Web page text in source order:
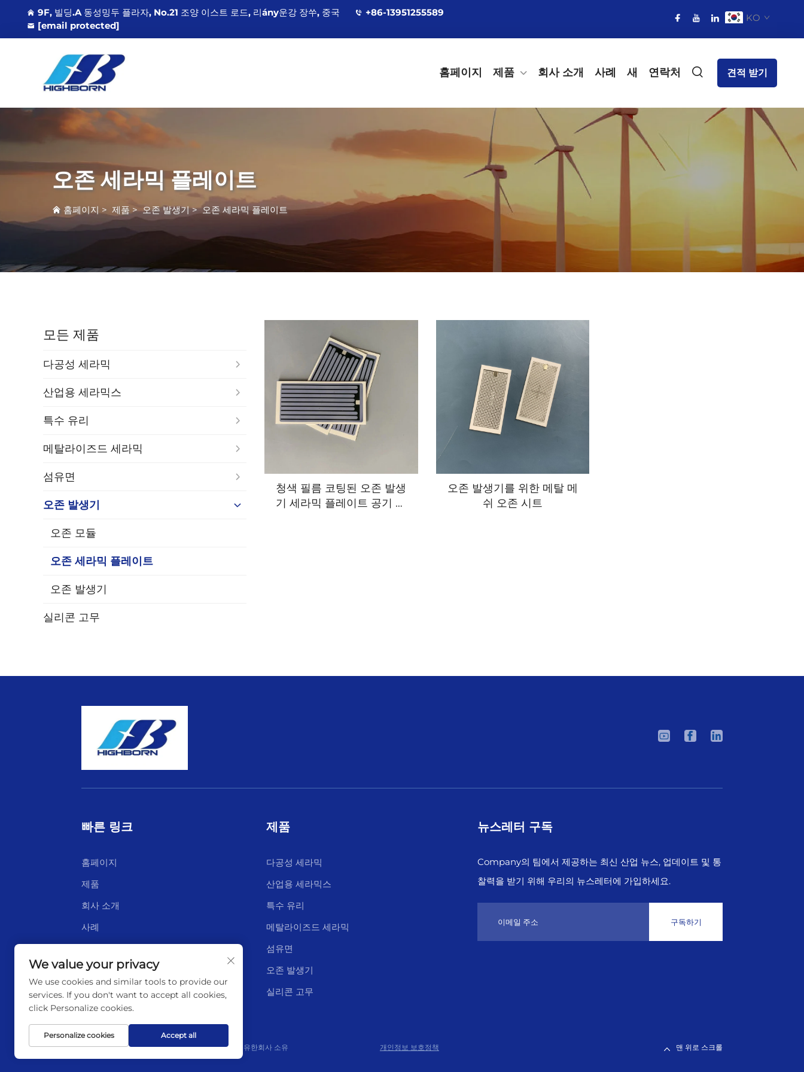
9F, 빌딩.A 동성밍두 플라자, No.21 조양 이스트 로드, 리ány운강 장쑤, 중국
+86-13951255589
[email protected]
KO
홈페이지 제품 회사 소개 사례 새 연락처 견적 받기
오존 세라믹 플레이트
홈페이지 > 제품 >오존 발생기>오존 세라믹 플레이트
모든 제품
다공성 세라믹
산업용 세라믹스
특수 유리
메탈라이즈드 세라믹
섬유면
오존 발생기
오존 모듈
오존 세라믹 플레이트
오존 발생기
실리콘 고무
청색 필름 코팅된 오존 발생
기 세라믹 플레이트 공기 살
오존 발생기를 위한 메탈 메
쉬 오존 시트
빠른 링크
홈페이지
제품
회사 소개
사례
연락처
제품
다공성 세라믹
산업용 세라믹스
특수 유리
메탈라이즈드 세라믹
섬유면
오존 발생기
실리콘 고무
뉴스레터 구독
Company의 팀에서 제공하는 최신 산업 뉴스, 업데이트 및 통
찰력을 받기 위해 우리의 뉴스레터에 가입하세요.
구독하기
저작권 © 2025년 리ány운강 하이보른 테크놀로지 유한회사 소유 개인정보 보호정책 맨 위로 스크롤
We value your privacy
We use cookies and similar tools to provide our
services. If you don't want to accept all cookies,
click Personalize cookies.
Personalize cookies Accept all